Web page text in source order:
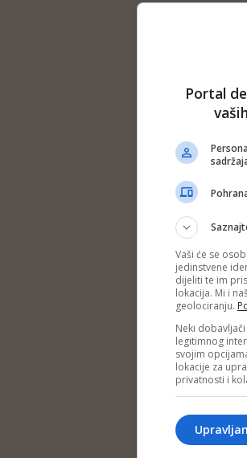
Portal
Vaši će se
jedinstvene
dijeliti te im
lokacija. Mi i
geolociranju.
Neki
legitimnog
svojim
lokacije za
privatnosti i